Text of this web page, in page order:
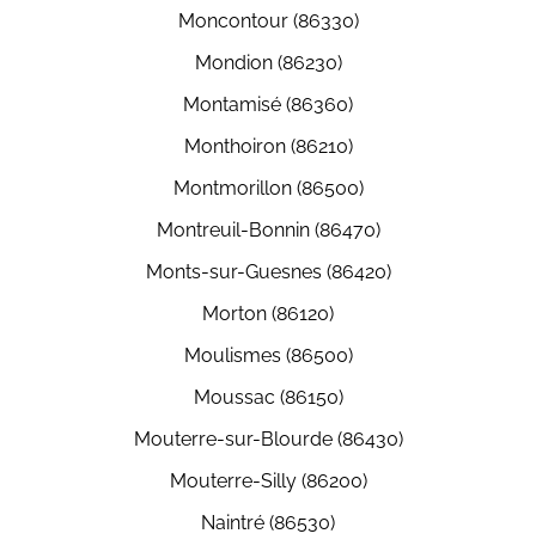
Moncontour (86330)
Mondion (86230)
Montamisé (86360)
Monthoiron (86210)
Montmorillon (86500)
Montreuil-Bonnin (86470)
Monts-sur-Guesnes (86420)
Morton (86120)
Moulismes (86500)
Moussac (86150)
Mouterre-sur-Blourde (86430)
Mouterre-Silly (86200)
Naintré (86530)